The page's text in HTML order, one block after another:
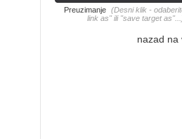
Preuzimanje (Desni klik -
link as" ili "save target
nazad na